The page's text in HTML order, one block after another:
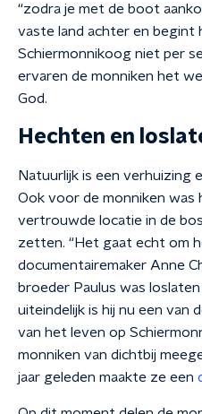
“zodra je met de boot
vaste land achter en begint
Schiermonnikoog niet per
ervaren de monniken het
God.
Hechten en
Natuurlijk is een verhuizing
Ook voor de monniken was
vertrouwde locatie in de
zetten. “Het gaat echt om
documentairemaker Anne
broeder Paulus was
uiteindelijk is hij nu een van
van het leven op
monniken van dichtbij
jaar geleden maakte ze een